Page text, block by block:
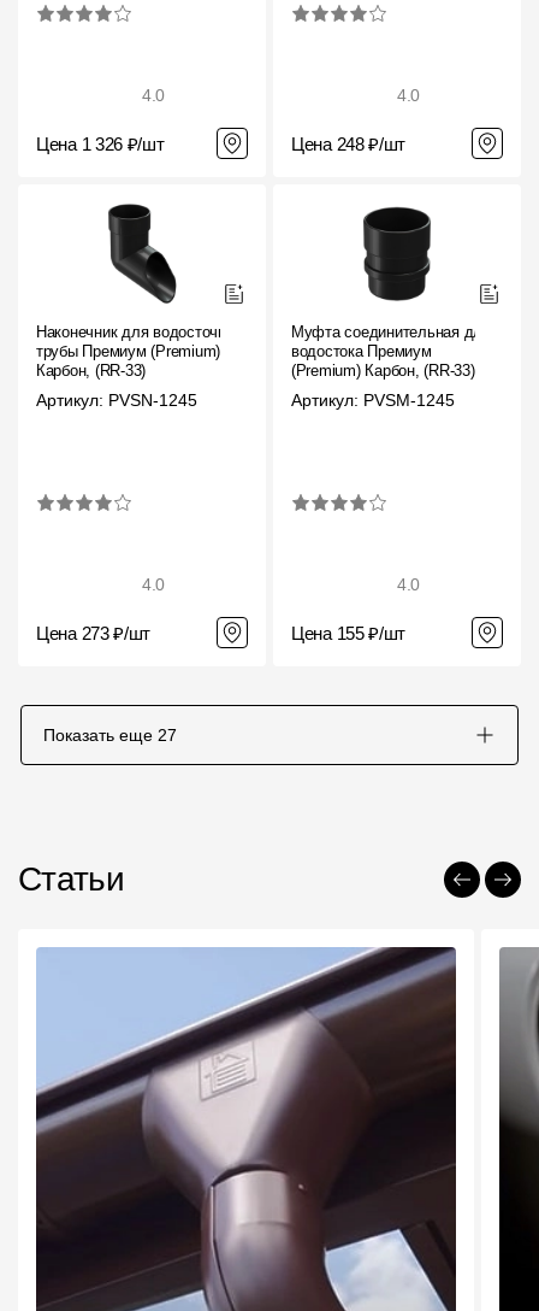
4.0
Цена 1 326 ₽/шт
4.0
Цена 248 ₽/шт
Наконечник для водосточной
трубы Премиум (Premium)
Карбон, (RR-33)
Артикул: PVSN-1245
4.0
Цена 273 ₽/шт
Муфта соединительная для
водостока Премиум
(Premium) Карбон, (RR-33)
Артикул: PVSM-1245
4.0
Цена 155 ₽/шт
Показать еще 27
Статьи